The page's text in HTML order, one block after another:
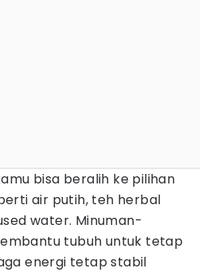
bisa beralih ke pilihan
air putih, teh herbal
water. Minuman-
tubuh untuk tetap
energi tetap stabil